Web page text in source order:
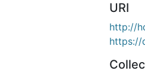
URI
http://
https://